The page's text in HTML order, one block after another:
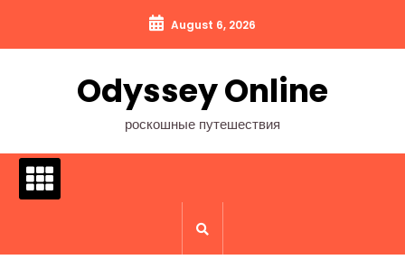
содержимому
August 6, 2026
Odyssey Online
роскошные путешествия